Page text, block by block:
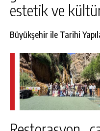
estetik ve
Büyükşehir ile Tarihi